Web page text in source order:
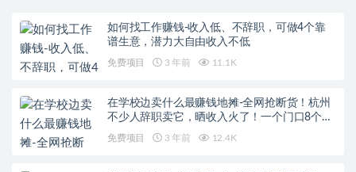
如何找工作赚钱-收入低、不辞职，可做4个靠
谱生意，潜力大自由收入不低
免费项目 3 年前 11.1K
在学校边卖什么最赚钱地摊-全网抢断货！杭州
不少人辞职卖它，晒收入火了！一个门口8个
摊，真赚钱？
免费项目 3 年前 12.4K